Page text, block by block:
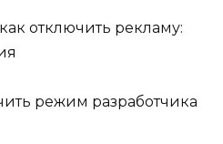
режим разработчика